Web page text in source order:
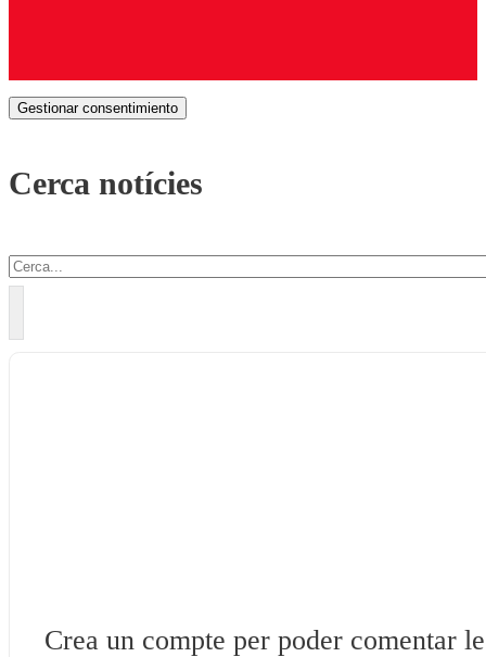
Gestionar consentimiento
Cerca notícies
Cercar
Crea un compte per poder comentar